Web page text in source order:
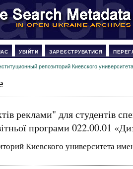
УВІЙТИ ЗАРЕЄСТРУВАТИСЯ
репозиторий Киевского
реклами" для студентів
програми 022.00.01
Киевского университета